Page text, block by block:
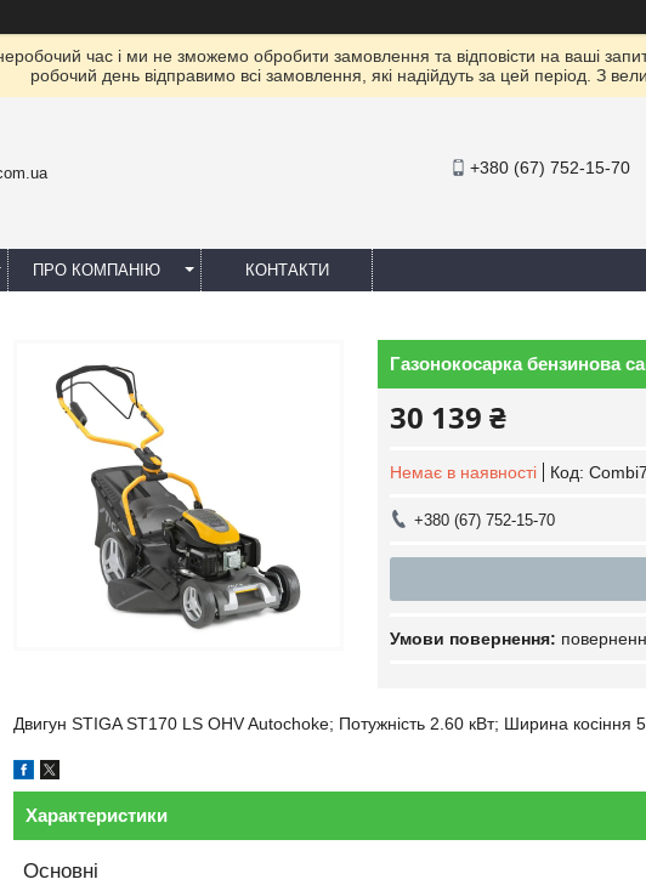
час і ми не зможемо обробити замовлення та відповісти на ваші
робочий день відправимо всі замовлення, які надійдуть за цей період. З
+380 (67) 752-15-70
ПРО КОМПАНІЮ КОНТАКТИ
Газонокосарка бензинова
30 139 ₴
Немає в наявності Код:
+380 (67) 752-15-70
Двигун STIGA ST170 LS OHV Autochoke; Потужність 2.60 кВт; Ширина
Характеристики
Основні